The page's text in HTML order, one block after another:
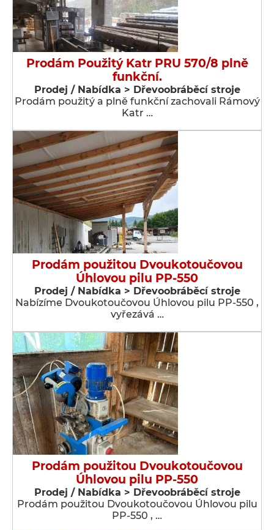
Prodám Použitý Katr PRU 570/8 plně
funkční.
Prodej / Nabídka > Dřevoobráběcí stroje
Prodám použitý a plně funkční zachovali Rámový
Katr …
Prodám použitou Dvoukotoučovou
Úhlovou pilu PP-550
Prodej / Nabídka > Dřevoobráběcí stroje
Nabízíme Dvoukotoučovou Úhlovou pilu PP-550 ,
vyřezává …
Prodám použitou Dvoukotoučovou
Úhlovou pilu PP-550
Prodej / Nabídka > Dřevoobráběcí stroje
Prodám použitou Dvoukotoučovou Úhlovou pilu
PP-550 , …